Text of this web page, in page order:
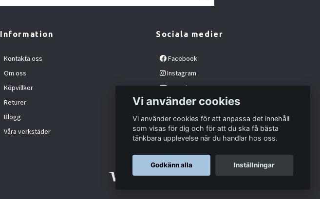
Information
Kontakta oss
Om oss
Köpvillkor
Returer
Blogg
Våra verkstäder
Sociala medier
Facebook
Instagram
YouTube
Vi använder cookies
Vi använder cookies för att anpassa det innehåll
som visas för dig och för att du ska få bästa
tänkbara upplevelse när du handlar hos oss.
Godkänn alla Inställningar